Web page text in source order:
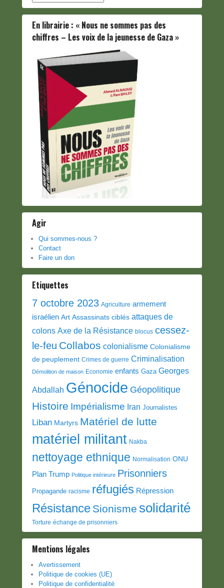
En librairie : « Nous ne sommes pas des
chiffres – Les voix de la jeunesse de Gaza »
Agir
Qui sommes-nous ?
Contact
Faire un don
Etiquettes
7 octobre 2023 Agriculture armement
israélien Art Assassinats ciblés attaques de
colons Axe de la Résistance blocus cessez-
le-feu Collabos colonialisme Colonialisme
de peuplement Crimes de guerre Criminalisation
Démolition de maison Economie enfants Gaza Georges
Abdallah Génocide Géopolitique
Histoire Impérialisme Iran Journalistes
Liban Martyrs Matériel de lutte
matériel militant Nakba
nettoyage ethnique Normalisation ONU
Plan Trump Politique intérieure Prisonniers
Propagande racisme réfugiés Répression
Résistance Sionisme solidarité
Torture échange de prisonniers
Mentions légales
Avertissement
Politique de cookies (UE)
Politique de confidentialité